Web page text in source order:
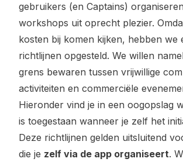
gebruikers (en Captains)
workshops uit oprecht plezier.
kosten bij komen kijken, hebben we
richtlijnen opgesteld. We willen
grens bewaren tussen vrijwillige
activiteiten en commerciële
Hieronder vind je in een oogopslag
is toegestaan wanneer je zelf het
Deze richtlijnen gelden uitsluitend
die je zelf via de app organiseert.